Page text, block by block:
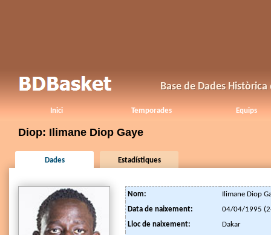
Base de Dades
Inici Temporades Equips
Diop: Ilimane Diop Gaye
Dades Estadístiques
Nom:
Ilimane Diop
Data de naixement:
04/04/1995
Lloc de naixement:
Dakar